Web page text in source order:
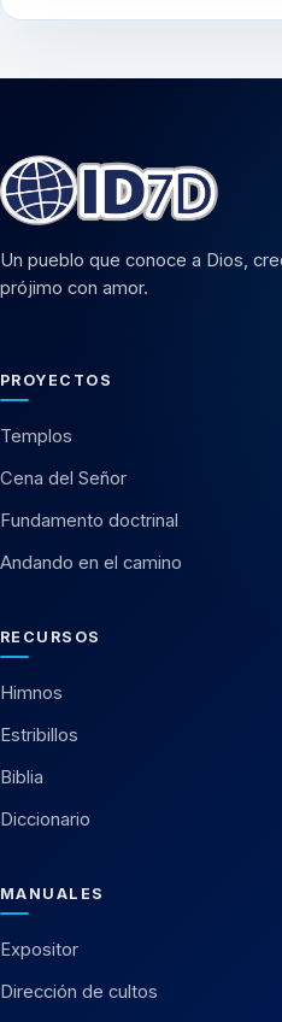
Un pueblo que conoce a Dios,
prójimo con amor.
PROYECTOS
Templos
Cena del Señor
Fundamento doctrinal
Andando en el camino
RECURSOS
Himnos
Estribillos
Biblia
Diccionario
MANUALES
Expositor
Dirección de cultos